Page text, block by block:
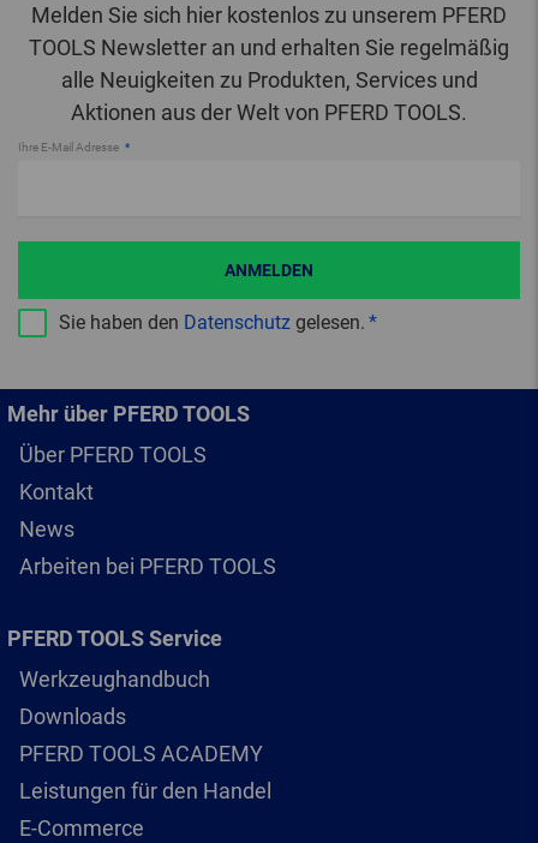
Melden Sie sich hier kostenlos zu unserem PFERD
TOOLS Newsletter an und erhalten Sie regelmäßig
alle Neuigkeiten zu Produkten, Services und
Aktionen aus der Welt von PFERD TOOLS.
Ihre E-Mail Adresse
Sie haben den Datenschutz gelesen.
ANMELDEN
Mehr über PFERD TOOLS
Über PFERD TOOLS
Kontakt
News
Arbeiten bei PFERD TOOLS
PFERD TOOLS Service
Werkzeughandbuch
Downloads
PFERD TOOLS ACADEMY
Leistungen für den Handel
E-Commerce